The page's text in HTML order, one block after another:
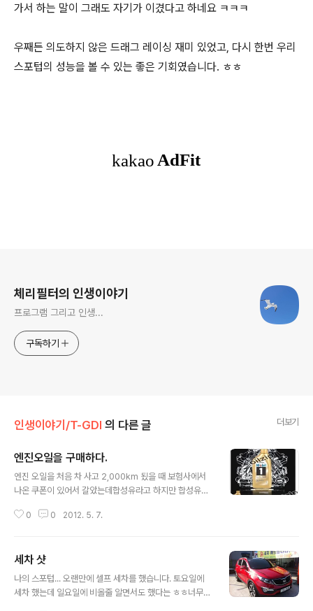
가서 하는 말이 그래도 자기가 이겼다고 하네요 ㅋㅋㅋ
우째든 의도하지 않은 드래그 레이싱 재미 있었고, 다시 한번 우리
스포텁의 성능을 볼 수 있는 좋은 기회였습니다. ㅎㅎ
체리필터의 인생이야기
프로그램 그리고 인생...
구독하기
인생이야기/T-GDI 의 다른 글 더보기
엔진오일을 구매하다.
엔진 오일을 처음 차 사고 2,000km 됬을 때 보험사에서
나온 쿠폰이 있어서 갈았는데합성유라고 하지만 합성유가
다 되어 가는 기회에 조금은 좋은 놈으로 갈아타는게 맞을
꽤 괜찮다고 하네...GT-R 초도 충진유로도 사용되어질 정
도로 꽤 괜찮은 오일이라니 한번 시험해 보면 좋을 것 같다.
순정 터보에 딱 적합한 오일이라는 말도 있으니...일단 느낌
0 0 2012. 5. 7.
세차 샷
나의 스포텁... 오랜만에 셀프 세차를 했습니다. 토요일에
세차 했는데 일요일에 비올줄 알면서도 했다는 ㅎㅎ너무